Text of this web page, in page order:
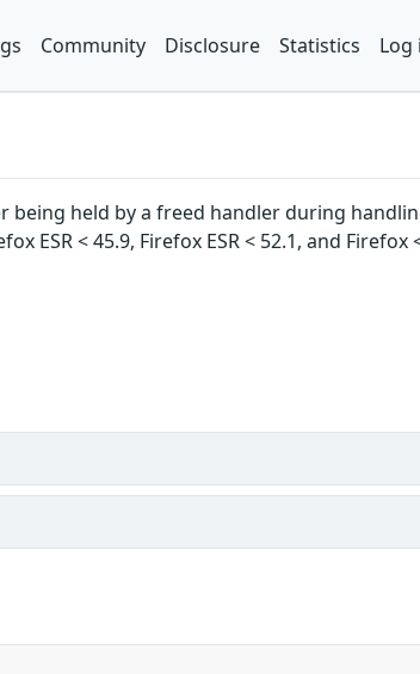
Community Disclosure Statistics Log
held by a freed handler during
ESR < 45.9, Firefox ESR < 52.1, and Firefox